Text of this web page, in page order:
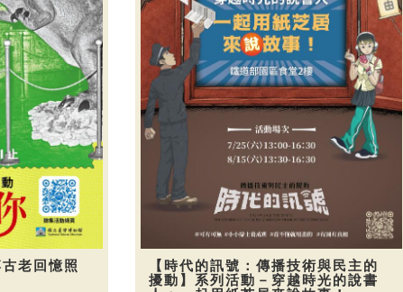
老回憶照
【時代的訊號：傳播技術與民主的
擾動】系列活動－穿越時光的說書